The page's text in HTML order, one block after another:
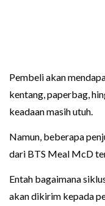
Pembeli akan
kentang, paperbag,
keadaan masih utuh.
Namun, beberapa
dari BTS Meal McD
Entah bagaimana
akan dikirim kepada